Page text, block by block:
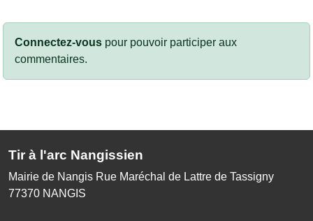
Connectez-vous pour pouvoir participer aux
commentaires.
Tir à l'arc Nangissien
Mairie de Nangis Rue Maréchal de Lattre de Tassigny
77370 NANGIS